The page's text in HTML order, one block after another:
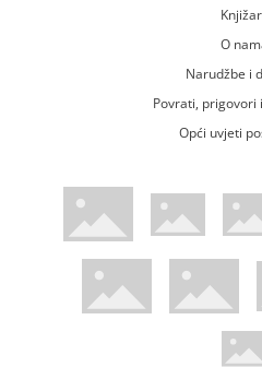
O
Narudžbe i
Povrati, prigovori
Opći uvjeti
WsPay web stranicaMaestro web
Diners web stranicaTrustwave